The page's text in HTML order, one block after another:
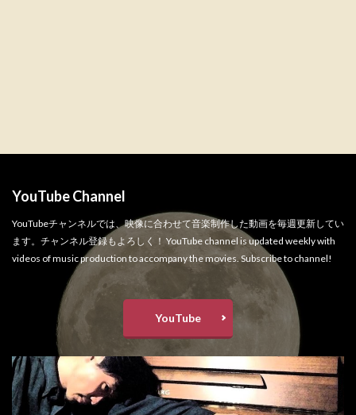
YouTube Channel
YouTubeチャンネルでは、映像に合わせて音楽制作した動画を毎週更新してい
ます。チャンネル登録もよろしく！ YouTube channel is updated weekly with
videos of music production to accompany the movies. Subscribe to channel!
YouTube